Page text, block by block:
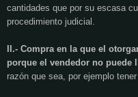
cantidades que por su escasa
procedimiento judicial.
II.- Compra en la que el
porque el vendedor no puede
razón que sea, por ejemplo